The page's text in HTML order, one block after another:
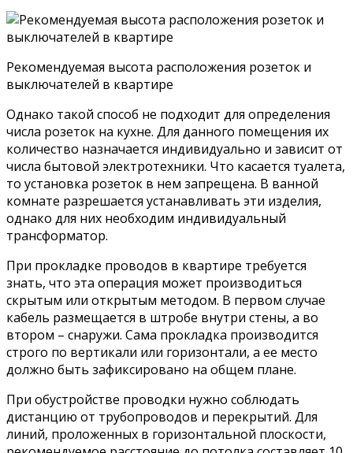
Рекомендуемая высота расположения розеток и
выключателей в квартире
Однако такой способ не подходит для определения
числа розеток на кухне. Для данного помещения их
количество назначается индивидуально и зависит от
числа бытовой электротехники. Что касается туалета,
то установка розеток в нем запрещена. В ванной
комнате разрешается устанавливать эти изделия,
однако для них необходим индивидуальный
трансформатор.
При прокладке проводов в квартире требуется
знать, что эта операция может производиться
скрытым или открытым методом. В первом случае
кабель размещается в штробе внутри стены, а во
втором – снаружи. Сама прокладка производится
строго по вертикали или горизонтали, а ее место
должно быть зафиксировано на общем плане.
При обустройстве проводки нужно соблюдать
дистанцию от трубопроводов и перекрытий. Для
линий, проложенных в горизонтальной плоскости,